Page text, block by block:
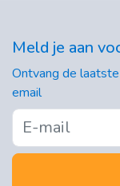
Meld je aan
Ontvang de
email